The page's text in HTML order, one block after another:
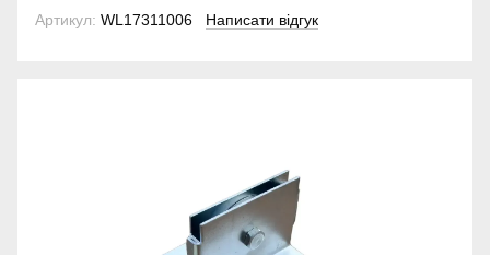
Артикул: WL17311006 Написати відгук